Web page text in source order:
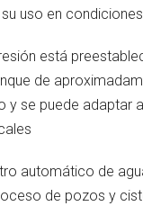
uso en
está
de
y se puede adaptar
automático de
de pozos y